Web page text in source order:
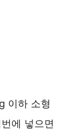
이하 소형
에 넣으면